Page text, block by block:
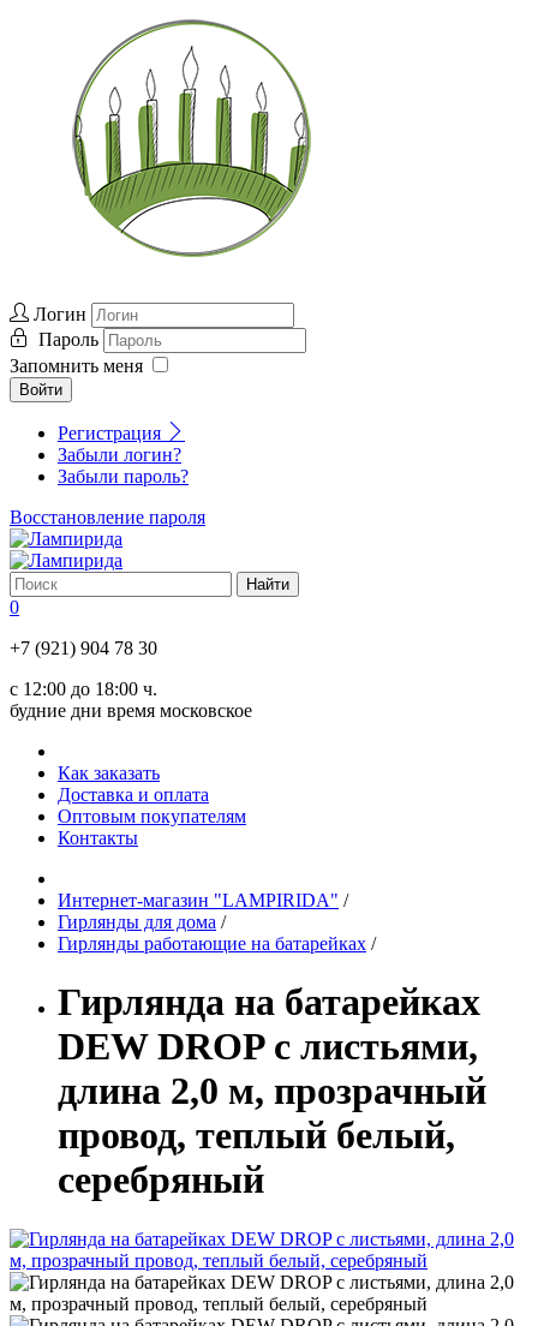
Логин
Пароль
Запомнить меня
Войти
Регистрация
Забыли логин?
Забыли пароль?
Восстановление пароля
0
+7 (921) 904 78 30
с 12:00 до 18:00 ч.
будние дни время московское
Как заказать
Доставка и оплата
Оптовым покупателям
Контакты
Интернет-магазин "LAMPIRIDA" /
Гирлянды для дома /
Гирлянды работающие на батарейках /
Гирлянда на батарейках
DEW DROP с листьями,
длина 2,0 м, прозрачный
провод, теплый белый,
серебряный